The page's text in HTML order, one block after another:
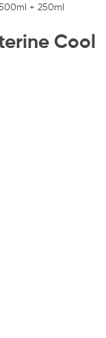
+ 250ml
Cool